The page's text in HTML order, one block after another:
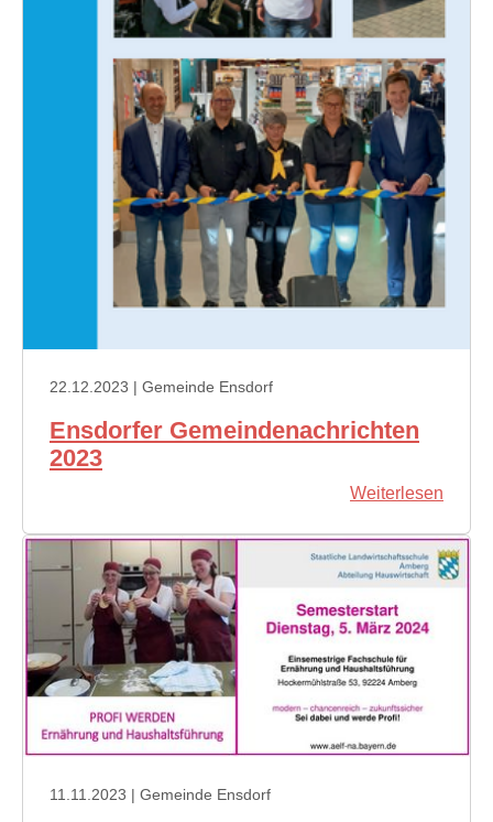
22.12.2023 | Gemeinde Ensdorf
Ensdorfer Gemeindenachrichten
2023
Weiterlesen
11.11.2023 | Gemeinde Ensdorf